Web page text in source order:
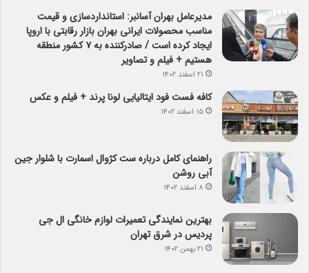
مدیرعامل بهران آسانبر: استانداردسازی و قیمت
مناسب محصولات ایرانی بهران بازار رقابتی با اروپا
ایجاد کرده است / صادرکننده به ۷ کشور منطقه
هستیم + فیلم و تصاویر
۲۱ اسفند ۱۴۰۲
کافه فست فود ایتالیایی لونا پرند + فیلم و عکس
۱۵ اسفند ۱۴۰۲
راهنمای کامل درباره ست کژوال اسمارت با شلوار جین
آبی روشن
۸ اسفند ۱۴۰۲
بهترین نمایندگی تعمیرات لوازم خانگی ال جی
پردیس در شرق تهران
۲۱ بهمن ۱۴۰۲